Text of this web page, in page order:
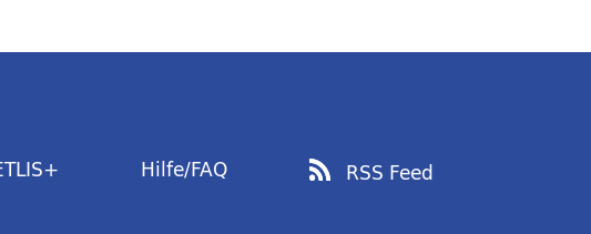
Hilfe/FAQ RSS Feed